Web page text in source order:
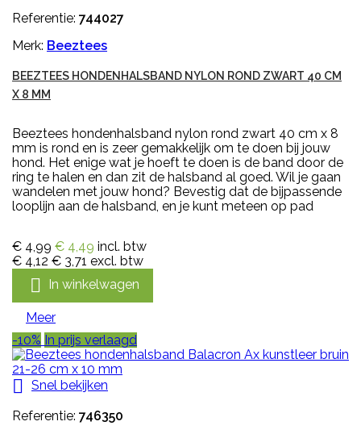
Referentie: 744027
Merk: Beeztees
BEEZTEES HONDENHALSBAND NYLON ROND ZWART 40 CM
X 8 MM
Beeztees hondenhalsband nylon rond zwart 40 cm x 8
mm is rond en is zeer gemakkelijk om te doen bij jouw
hond. Het enige wat je hoeft te doen is de band door de
ring te halen en dan zit de halsband al goed. Wil je gaan
wandelen met jouw hond? Bevestig dat de bijpassende
looplijn aan de halsband, en je kunt meteen op pad
€ 4,99 € 4,49 incl. btw
€ 4,12 € 3,71 excl. btw
 In winkelwagen
Meer
-10% In prijs verlaagd
 Snel bekijken
Referentie: 746350